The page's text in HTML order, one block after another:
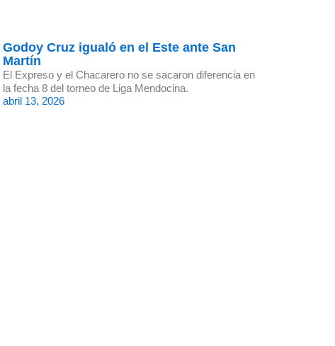
Godoy Cruz igualó en el Este ante San
Martín
El Expreso y el Chacarero no se sacaron diferencia en
la fecha 8 del torneo de Liga Mendocina.
abril 13, 2026